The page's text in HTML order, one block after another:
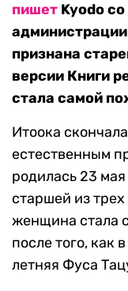
пишет Kyodo
признана
версии Книги
стала самой
Итоока
естественным
родилась 23
старшей из
женщина стала
после того, как
летняя Фуса